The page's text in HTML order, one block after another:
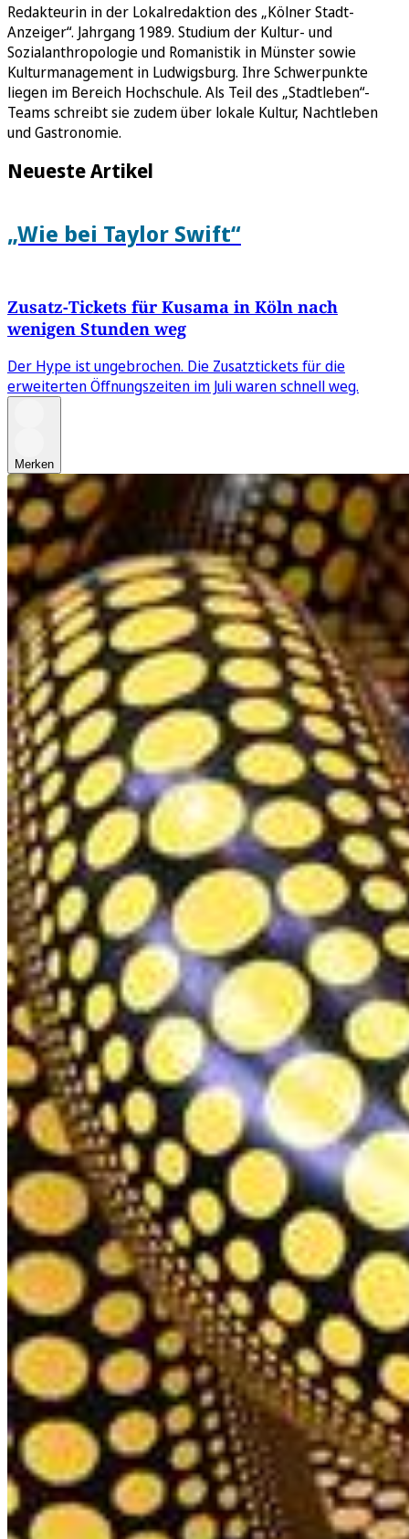
Redakteurin in der Lokalredaktion des „Kölner Stadt-
Anzeiger“. Jahrgang 1989. Studium der Kultur- und
Sozialanthropologie und Romanistik in Münster sowie
Kulturmanagement in Ludwigsburg. Ihre Schwerpunkte
liegen im Bereich Hochschule. Als Teil des „Stadtleben“-
Teams schreibt sie zudem über lokale Kultur, Nachtleben
und Gastronomie.
Neueste Artikel
„Wie bei Taylor Swift“
Zusatz-Tickets für Kusama in Köln nach
wenigen Stunden weg
Der Hype ist ungebrochen. Die Zusatztickets für die
erweiterten Öffnungszeiten im Juli waren schnell weg.
Merken